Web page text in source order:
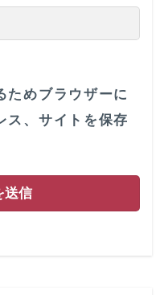
ためブラウザーに
ス、サイトを保存